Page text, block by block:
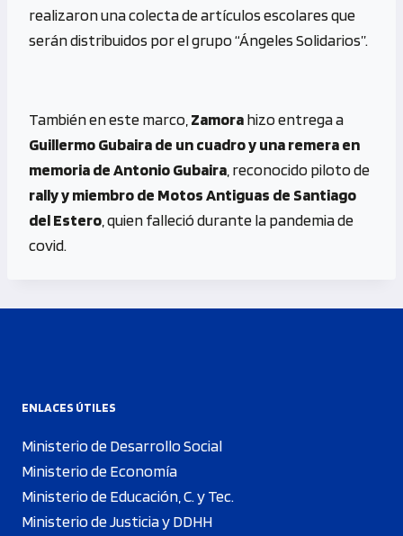
realizaron una colecta de artículos escolares que
serán distribuidos por el grupo “Ángeles Solidarios”.
También en este marco, Zamorahizo entrega a
Guillermo Gubaira de un cuadro y una remera en
memoria de Antonio Gubaira , reconocido piloto de
rally y miembro de Motos Antiguas de Santiago
del Estero , quien falleció durante la pandemia de
covid.
ENLACES ÚTILES
Ministerio de Desarrollo Social
Ministerio de Economía
Ministerio de Educación, C. y Tec.
Ministerio de Justicia y DDHH